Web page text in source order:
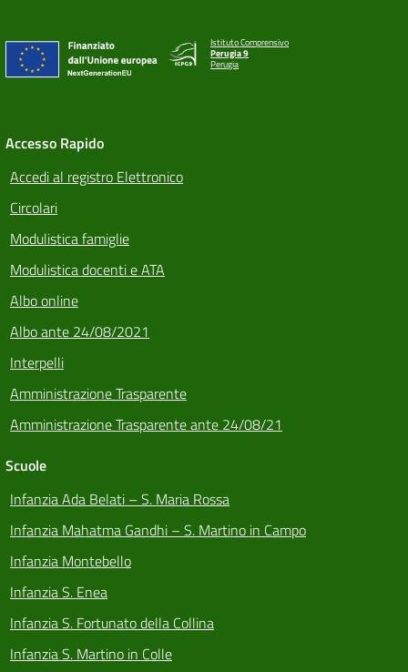
Istituto Comprensivo
Perugia 9
Perugia
Accesso Rapido
Accedi al registro Elettronico
Circolari
Modulistica famiglie
Modulistica docenti e ATA
Albo online
Albo ante 24/08/2021
Interpelli
Amministrazione Trasparente
Amministrazione Trasparente ante 24/08/21
Scuole
Infanzia Ada Belati – S. Maria Rossa
Infanzia Mahatma Gandhi – S. Martino in Campo
Infanzia Montebello
Infanzia S. Enea
Infanzia S. Fortunato della Collina
Infanzia S. Martino in Colle